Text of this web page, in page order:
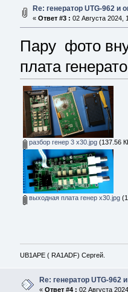
Re: генератор UTG-962 и
« Ответ #3 : 02 Августа 2024,
Пару фото
плата
разбор генер 3 x30.jpg(137.56
выходная плата генер x30.jpg
UB1APE ( RA1ADF) Сергей.
Re: генератор UTG-962
« Ответ #4 : 02 Августа